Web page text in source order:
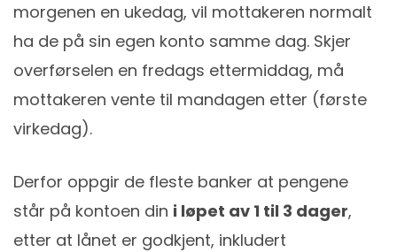
morgenen en ukedag, vil mottakeren normalt
ha de på sin egen konto samme dag. Skjer
overførselen en fredags ettermiddag, må
mottakeren vente til mandagen etter (første
virkedag).
Derfor oppgir de fleste banker at pengene
står på kontoen din i løpet av 1 til 3 dager,
etter at lånet er godkjent, inkludert